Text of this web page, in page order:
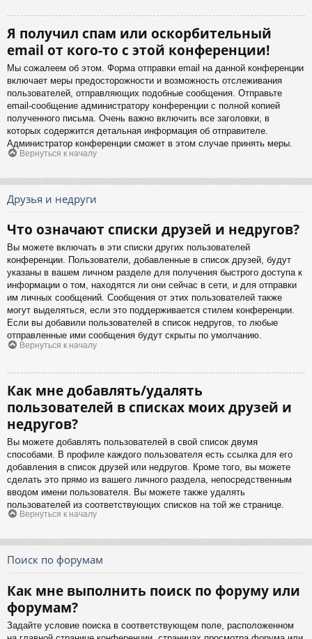
Я получил спам или оскорбительный
email от кого-то с этой конференции!
Мы сожалеем об этом. Форма отправки email на данной конференции
включает меры предосторожности и возможность отслеживания
пользователей, отправляющих подобные сообщения. Отправьте
email-сообщение администратору конференции с полной копией
полученного письма. Очень важно включить все заголовки, в
которых содержится детальная информация об отправителе.
Администратор конференции сможет в этом случае принять меры.
Вернуться к началу
Друзья и недруги
Что означают списки друзей и недругов?
Вы можете включать в эти списки других пользователей
конференции. Пользователи, добавленные в список друзей, будут
указаны в вашем личном разделе для получения быстрого доступа к
информации о том, находятся ли они сейчас в сети, и для отправки
им личных сообщений. Сообщения от этих пользователей также
могут выделяться, если это поддерживается стилем конференции.
Если вы добавили пользователей в список недругов, то любые
отправленные ими сообщения будут скрыты по умолчанию.
Вернуться к началу
Как мне добавлять/удалять
пользователей в списках моих друзей и
недругов?
Вы можете добавлять пользователей в свой список двумя
способами. В профиле каждого пользователя есть ссылка для его
добавления в список друзей или недругов. Кроме того, вы можете
сделать это прямо из вашего личного раздела, непосредственным
вводом имени пользователя. Вы можете также удалять
пользователей из соответствующих списков на той же странице.
Вернуться к началу
Поиск по форумам
Как мне выполнить поиск по форуму или
форумам?
Задайте условие поиска в соответствующем поле, расположенном